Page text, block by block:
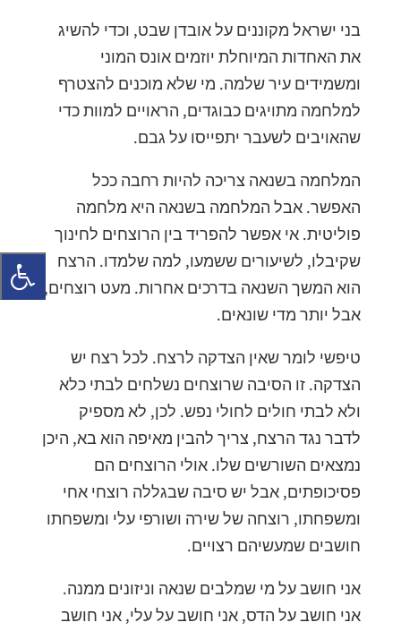
בני ישראל מקוננים על אובדן שבט, וכדי להשיג
את האחדות המיוחלת יוזמים אונס המוני
ומשמידים עיר שלמה. מי שלא מוכנים להצטרף
למלחמה מתויגים כבוגדים, הראויים למוות כדי
שהאויבים לשעבר יתפייסו על גבם.
המלחמה בשנאה צריכה להיות רחבה ככל
האפשר. אבל המלחמה בשנאה היא מלחמה
פוליטית. אי אפשר להפריד בין הרוצחים לחינוך
שקיבלו, לשיעורים ששמעו, למה שלמדו. הרצח
הוא המשך השנאה בדרכים אחרות. מעט רוצחים,
אבל יותר מדי שונאים.
טיפשי לומר שאין הצדקה לרצח. לכל רצח יש
הצדקה. זו הסיבה שרוצחים נשלחים לבתי כלא
ולא לבתי חולים לחולי נפש. לכן, לא מספיק
לדבר נגד הרצח, צריך להבין מאיפה הוא בא, היכן
נמצאים השורשים שלו. אולי הרוצחים הם
פסיכופתים, אבל יש סיבה שבגללה רוצחי אחי
ומשפחתו, רוצחה של שירה ושורפי עלי ומשפחתו
חושבים שמעשיהם רצויים.
אני חושב על מי שמלבים שנאה וניזונים ממנה.
אני חושב על הדס, אני חושב על עלי, אני חושב